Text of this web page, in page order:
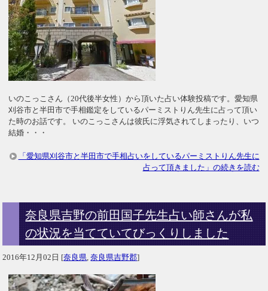
いのこっこさん（20代後半女性）から頂いた占い体験投稿です。愛知県
刈谷市と半田市で手相鑑定をしているパーミストりん先生に占って頂い
た時のお話です。 いのこっこさんは彼氏に浮気されてしまったり、いつ
結婚・・・
「愛知県刈谷市と半田市で手相占いをしているパーミストりん先生に
占って頂きました」の続きを読む
奈良県吉野の前田国子先生占い師さんが私
の状況を当てていてびっくりしました
2016年12月02日 [奈良県 ,奈良県吉野郡]